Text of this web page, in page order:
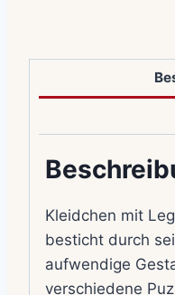
Kleidchen mit
besticht durch
aufwendige
verschiedene